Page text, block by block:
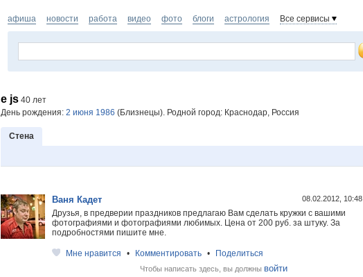
афиша новости работа видео фото блоги астрология Все сервисы
e js 40 лет
День рождения: 2 июня 1986 (Близнецы). Родной город: Краснодар, Россия
Стена
08.02.2012, 10:48
Ваня Кадет
Друзья, в предверии праздников предлагаю Вам сделать кружки с вашими
фотографиями и фотографиями любимых. Цена от 200 руб. за штуку. За
подробностями пишите мне.
Мне нравится • Комментировать • Поделиться
Чтобы написать здесь, вы должны войти